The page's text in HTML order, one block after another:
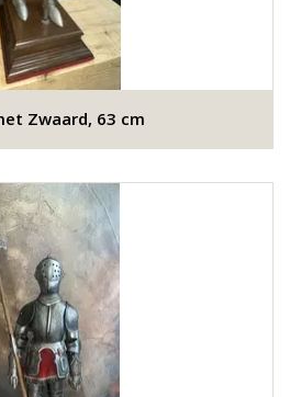
Zwaard, 63 cm